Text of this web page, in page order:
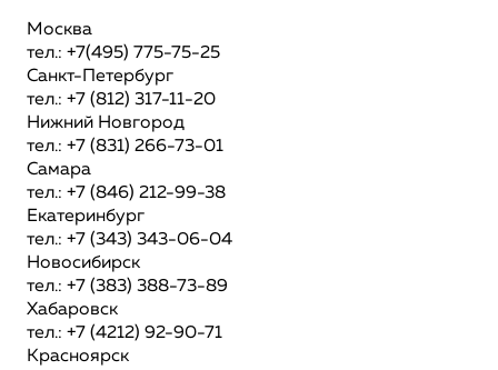
Москва
тел.: +7(495) 775-75-25
Санкт-Петербург
тел.: +7 (812) 317-11-20
Нижний Новгород
тел.: +7 (831) 266-73-01
Самара
тел.: +7 (846) 212-99-38
Екатеринбург
тел.: +7 (343) 343-06-04
Новосибирск
тел.: +7 (383) 388-73-89
Хабаровск
тел.: +7 (4212) 92-90-71
Красноярск